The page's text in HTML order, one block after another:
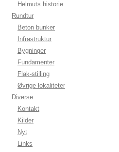
Helmuts historie
Rundtur
Beton bunker
Infrastruktur
Bygninger
Fundamenter
Flak-stilling
Øvrige lokaliteter
Diverse
Kontakt
Kilder
Nyt
Links